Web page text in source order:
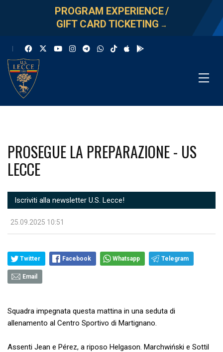
PROGRAM EXPERIENCE/
GIFT CARD TICKETING →
PROSEGUE LA PREPARAZIONE - US
LECCE
Iscriviti alla newsletter U.S. Lecce!
25.09.2025 10:51
Twitter Facebook Whatsapp Telegram
Email
Squadra impegnata questa mattina in una seduta di
allenamento al Centro Sportivo di Martignano.
Assenti Jean e Pérez, a riposo Helgason. Marchwiński e Sottil